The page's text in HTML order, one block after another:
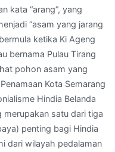
kata “arang”, yang
“asam yang jarang
ketika Ki Ageng
bernama Pulau Tirang
pohon asam yang
Kota Semarang
Hindia Belanda
merupakan satu dari tiga
penting bagi Hindia
dari wilayah pedalaman